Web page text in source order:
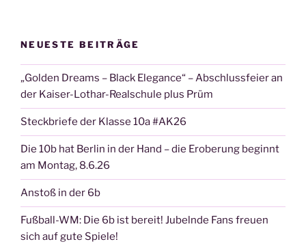
NEUESTE BEITRÄGE
„Golden Dreams – Black Elegance“ – Abschlussfeier an
der Kaiser-Lothar-Realschule plus Prüm
Steckbriefe der Klasse 10a #AK26
Die 10b hat Berlin in der Hand – die Eroberung beginnt
am Montag, 8.6.26
Anstoß in der 6b
Fußball-WM: Die 6b ist bereit! Jubelnde Fans freuen
sich auf gute Spiele!